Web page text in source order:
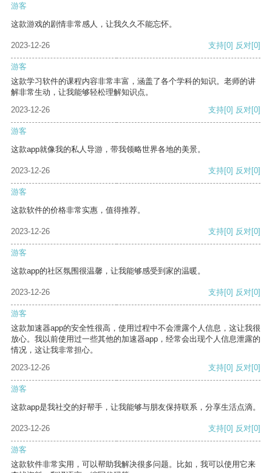
游客
这款游戏的剧情非常感人，让我久久不能忘怀。
2023-12-26 支持[0] 反对[0]
游客
这款学习软件的课程内容非常丰富，涵盖了各个学科的知识。老师的讲
解非常生动，让我能够轻松理解知识点。
2023-12-26
支持[0] 反对[0]
游客
这款app就像我的私人导游，带我领略世界各地的美景。
2023-12-26 支持[0] 反对[0]
游客
这款软件的价格非常实惠，值得推荐。
2023-12-26 支持[0] 反对[0]
游客
这款app的社区氛围很温馨，让我能够感受到家的温暖。
2023-12-26 支持[0] 反对[0]
游客
这款加速器app的安全性很高，使用过程中不会泄露个人信息，这让我很
放心。我以前使用过一些其他的加速器app，经常会出现个人信息泄露的
情况，这让我非常担心。
2023-12-26
支持[0] 反对[0]
游客
这款app是我社交的好帮手，让我能够与朋友保持联系，分享生活点滴。
2023-12-26 支持[0] 反对[0]
游客
这款软件非常实用，可以帮助我解决很多问题。比如，我可以使用它来